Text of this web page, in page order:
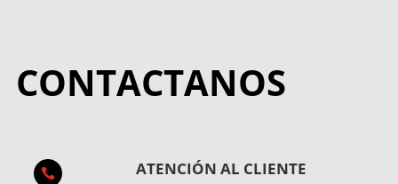
CONTACTANOS
 ATENCIÓN AL CLIENTE